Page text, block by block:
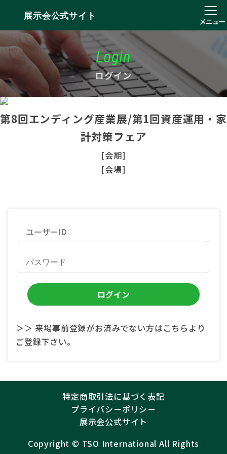
展示会公式サイト
メニュー
Login
ログイン
第8回エンディング産業展/第1回資産運用・家
計対策フェア
[会期]
[会場]
＞＞ 来場事前登録がお済みでない方はこちらより
ご登録下さい。
特定商取引法に基づく表記
プライバシーポリシー
展示会公式サイト
Copyright ©︎ TSO International All Rights